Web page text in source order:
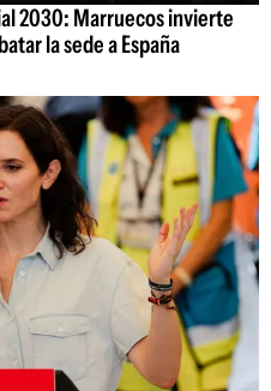
2030: Marruecos invierte
la sede a España